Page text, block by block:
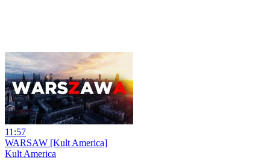
11:57
WARSAW [Kult America]
Kult America